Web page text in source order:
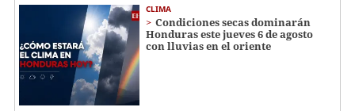
CLIMA
Condiciones secas dominarán
Honduras este jueves 6 de agosto
con lluvias en el oriente